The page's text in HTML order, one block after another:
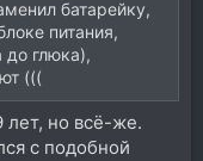
батарейку,
питания,
до глюка),
(((
но всё-же.
с подобной